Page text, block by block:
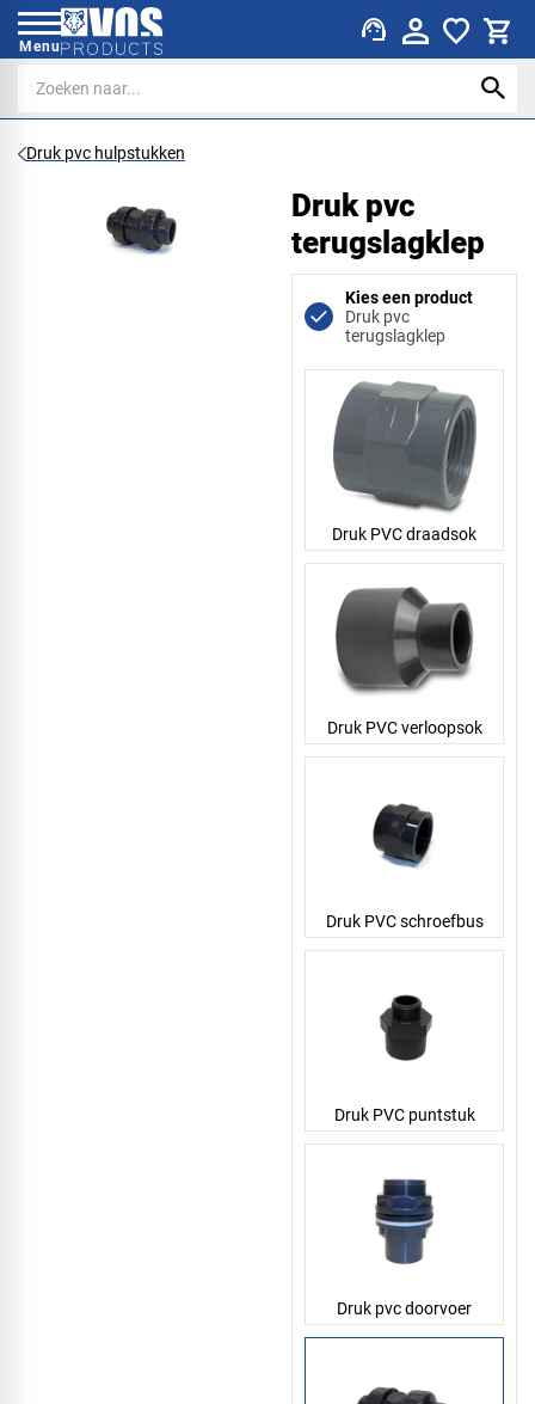
Menu support_agent
Druk pvc hulpstukken
Druk pvc
terugslagklep
Kies een product
Druk pvc
terugslagklep
Druk PVC draadsok
Druk PVC verloopsok
Druk PVC schroefbus
Druk PVC puntstuk
Druk pvc doorvoer